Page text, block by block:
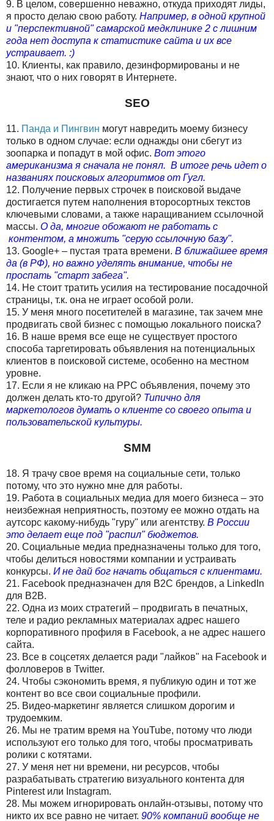
9. В целом, совершенно неважно, откуда приходят лиды,
я просто делаю свою работу. Например, в одной крупной
и "перспективной" самарской медклинике 2 с лишним
года нет доступа к статистике сайта и их все
устраивает. :)
10. Клиенты, как правило, дезинформированы и не
знают, что о них говорят в Интернете.
SEO
11. Панда и Пингвин могут навредить моему бизнесу
только в одном случае: если однажды они сбегут из
зоопарка и попадут в мой офис. Вот этого
американизма я сначала не понял. В итоге речь идет о
названиях поисковых алгоритмов от Гугл.
12. Получение первых строчек в поисковой выдаче
достигается путем наполнения второсортных текстов
ключевыми словами, а также наращиванием ссылочной
массы. О да, многие обожают не работать с
контентом, а множить "серую ссылочную базу".
13. Google+ – пустая трата времени. В ближайшее время
да (в РФ), но важно уделять внимание, чтобы не
проспать "старт забега".
14. Не стоит тратить усилия на тестирование посадочной
страницы, т.к. она не играет особой роли.
15. У меня много посетителей в магазине, так зачем мне
продвигать свой бизнес с помощью локального поиска?
16. В наше время все еще не существует простого
способа таргетировать объявления на потенциальных
клиентов в поисковой системе, особенно на местном
уровне.
17. Если я не кликаю на PPC объявления, почему это
должен делать кто-то другой? Типично для
маркетологов думать о клиенте со своего опыта и
пользовательской культуры.
SMM
18. Я трачу свое время на социальные сети, только
потому, что это нужно мне для работы.
19. Работа в социальных медиа для моего бизнеса – это
неизбежная неприятность, поэтому ее можно отдать на
аутсорс какому-нибудь "гуру" или агентству. В России
это делает еще под "распил" бюджетов.
20. Социальные медиа предназначены только для того,
чтобы делиться новостями компании и устраивать
конкурсы. И не дай бог начать общаться с клиентами.
21. Facebook предназначен для B2C брендов, а LinkedIn
для B2B.
22. Одна из моих стратегий – продвигать в печатных,
теле и радио рекламных материалах адрес нашего
корпоративного профиля в Facebook, а не адрес нашего
сайта.
23. Все в соцсетях делается ради "лайков" на Facebook и
фолловеров в Twitter.
24. Чтобы сэкономить время, я публикую один и тот же
контент во все свои социальные профили.
25. Видео-маркетинг является слишком дорогим и
трудоемким.
26. Мы не тратим время на YouTube, потому что люди
используют его только для того, чтобы просматривать
ролики с котятами.
27. У меня нет ни времени, ни ресурсов, чтобы
разрабатывать стратегию визуального контента для
Pinterest или Instagram.
28. Мы можем игнорировать онлайн-отзывы, потому что
никто их все равно не читает. 90% компаний вообще не